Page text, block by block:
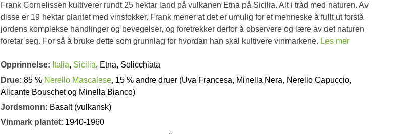
Frank Cornelissen kultiverer rundt 25 hektar land på vulkanen Etna på Sicilia. Alt i tråd med naturen. Av
disse er 19 hektar plantet med vinstokker. Frank mener at det er umulig for et menneske å fullt ut forstå
jordens komplekse handlinger og bevegelser, og foretrekker derfor å observere og lære av det naturen
foretar seg. For så å bruke dette som grunnlag for hvordan han skal kultivere vinmarkene. Les mer
Opprinnelse: Italia, Sicilia, Etna, Solicchiata
Drue: 85 % Nerello Mascalese, 15 % andre druer (Uva Francesa, Minella Nera, Nerello Capuccio,
Alicante Bouschet og Minella Bianco)
Jordsmonn: Basalt (vulkansk)
Vinmark plantet: 1940-1960